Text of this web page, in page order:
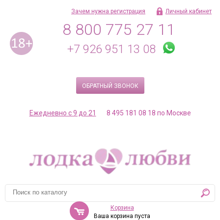
8 800 775 27 11
+7 926 951 13 08
ОБРАТНЫЙ ЗВОНОК
Зачем нужна регистрация Личный кабинет
Ежедневно с 9 до 21 8 495 181 08 18 по Москве
Корзина
Ваша корзина пуста